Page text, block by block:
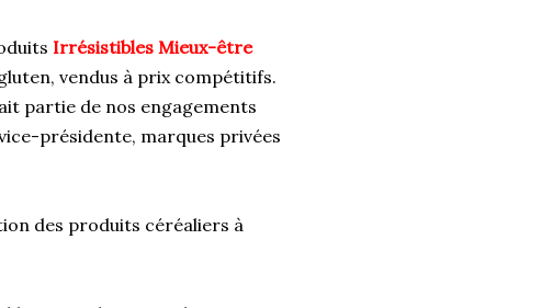
Irrésistibles Mieux-être
vendus à prix compétitifs.
partie de nos engagements
présidente, marques privées
des produits céréaliers à